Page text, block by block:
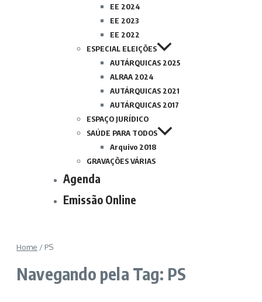
EE 2024
EE 2023
EE 2022
ESPECIAL ELEIÇÕES
AUTÁRQUICAS 2025
ALRAA 2024
AUTÁRQUICAS 2021
AUTÁRQUICAS 2017
ESPAÇO JURÍDICO
SAÚDE PARA TODOS
Arquivo 2018
GRAVAÇÕES VÁRIAS
Agenda
Emissão Online
Home / PS
Navegando pela Tag: PS